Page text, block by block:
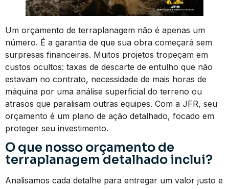
Um orçamento de terraplanagem não é apenas um
número. É a garantia de que sua obra começará sem
surpresas financeiras. Muitos projetos tropeçam em
custos ocultos: taxas de descarte de entulho que não
estavam no contrato, necessidade de mais horas de
máquina por uma análise superficial do terreno ou
atrasos que paralisam outras equipes. Com a JFR, seu
orçamento é um plano de ação detalhado, focado em
proteger seu investimento.
O que nosso orçamento de
terraplanagem detalhado inclui?
Analisamos cada detalhe para entregar um valor justo e